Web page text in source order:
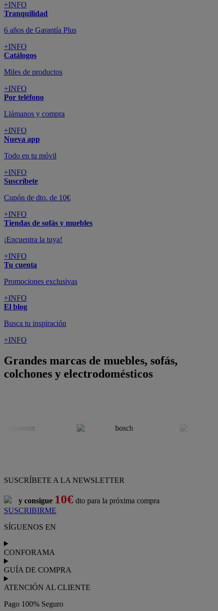
+INFO
Tranquilidad
6 años de Garantía Plus
+INFO
Catálogos
Miles de productos
+INFO
Por teléfono
Llámanos y compra
+INFO
Nueva app
Todo en tu móvil
+INFO
Suscríbete
Cupón de dto. de 10€
+INFO
Tiendas de sofás y muebles
¡Encuentra la tuya!
+INFO
Tu cuenta
Promociones exclusivas
+INFO
El blog
Busca tu inspiración
+INFO
Grandes marcas de muebles, sofás,
colchones y electrodomésticos
SUSCRÍBETE A LA NEWSLETTER
y consigue 10€ dto para la próxima compra
SUSCRIBIRME
SÍGUENOS EN
CONFORAMA
GUÍA DE COMPRA
ATENCIÓN AL CLIENTE
Pago 100% Seguro